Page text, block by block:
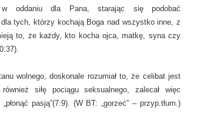
oddaniu dla Pana, starając się podobać
tych, którzy kochają Boga nad wszystko inne, z
to, że każdy, kto kocha ojca, matkę, syna czy
wolnego, doskonale rozumiał to, że celibat jest
siłę pociągu seksualnego, zalecał więc
pasją”(7:9). (W BT: „gorzeć” – przyp.tłum.)